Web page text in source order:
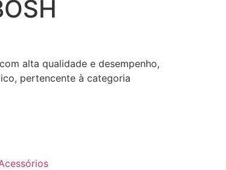
com alta qualidade e desempenho,
pertencente à categoria